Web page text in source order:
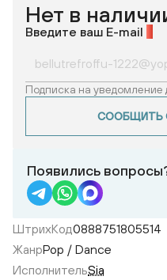
Нет в
Введите ваш E-mail
Подписка на уведомление
СООБЩИТЬ
Появились
ШтрихКод0888751805514
ЖанрPop / Dance
ИсполнительSia